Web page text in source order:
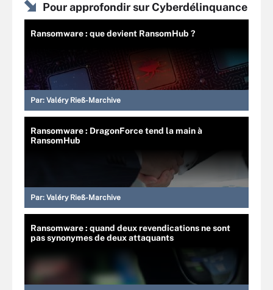
Pour approfondir sur Cyberdélinquance
Ransomware : que devient RansomHub ?
Par: Valéry Rieß-Marchive
Ransomware : DragonForce tend la main à
RansomHub
Par: Valéry Rieß-Marchive
Ransomware : quand deux revendications ne sont
pas synonymes de deux attaquants